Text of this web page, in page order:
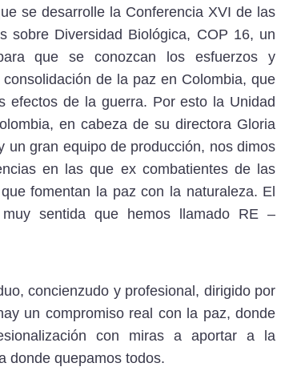
se desarrolle la Conferencia XVI de las
sobre Diversidad Biológica, COP 16, un
que se conozcan los esfuerzos y
de la paz en Colombia, que
efectos de la guerra. Por esto la Unidad
en cabeza de su directora Gloria
un gran equipo de producción, nos dimos
en las que ex combatientes de las
fomentan la paz con la naturaleza. El
sentida que hemos llamado RE –
concienzudo y profesional, dirigido por
un compromiso real con la paz, donde
con miras a aportar a la
donde quepamos todos.